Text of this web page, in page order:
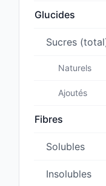
Glucides
Sucres
Naturels
Ajoutés
Fibres
Solubles
Insolubles